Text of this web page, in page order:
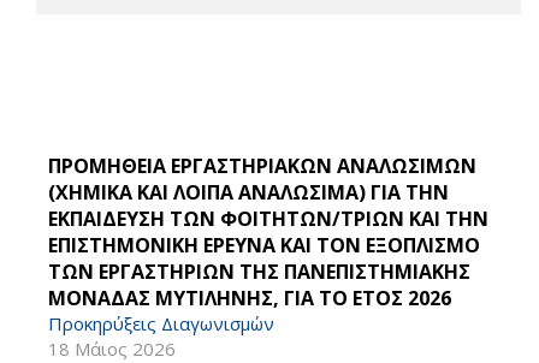
ΠΡΟΜΗΘΕΙΑ ΕΡΓΑΣΤΗΡΙΑΚΩΝ ΑΝΑΛΩΣΙΜΩΝ
(ΧΗΜΙΚΑ ΚΑΙ ΛΟΙΠΑ ΑΝΑΛΩΣΙΜΑ) ΓΙΑ ΤΗΝ
ΕΚΠΑΙΔΕΥΣΗ ΤΩΝ ΦΟΙΤΗΤΩΝ/ΤΡΙΩΝ ΚΑΙ ΤΗΝ
ΕΠΙΣΤΗΜΟΝΙΚΗ ΕΡΕΥΝΑ ΚΑΙ ΤΟΝ ΕΞΟΠΛΙΣΜΟ
ΤΩΝ ΕΡΓΑΣΤΗΡΙΩΝ ΤΗΣ ΠΑΝΕΠΙΣΤΗΜΙΑΚΗΣ
ΜΟΝΑΔΑΣ ΜΥΤΙΛΗΝΗΣ, ΓΙΑ ΤΟ ΕΤΟΣ 2026
Προκηρύξεις Διαγωνισμών
18 Μάιος 2026